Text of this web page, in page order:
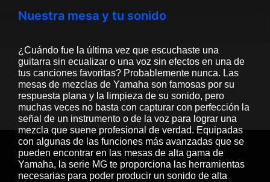
Nuestra mesa y tu sonido
¿Cuándo fue la última vez que escuchaste una
guitarra sin ecualizar o una voz sin efectos en una de
tus canciones favoritas? Probablemente nunca. Las
mesas de mezclas de Yamaha son famosas por su
respuesta plana y la limpieza de su sonido, pero
muchas veces no basta con capturar con perfección la
señal de un instrumento o de la voz para lograr una
mezcla que suene profesional de verdad. Equipadas
con algunas de las funciones más avanzadas que se
pueden encontrar en las mesas de alta gama de
Yamaha, la serie MG te proporciona las herramientas
necesarias para poder producir un sonido de alta